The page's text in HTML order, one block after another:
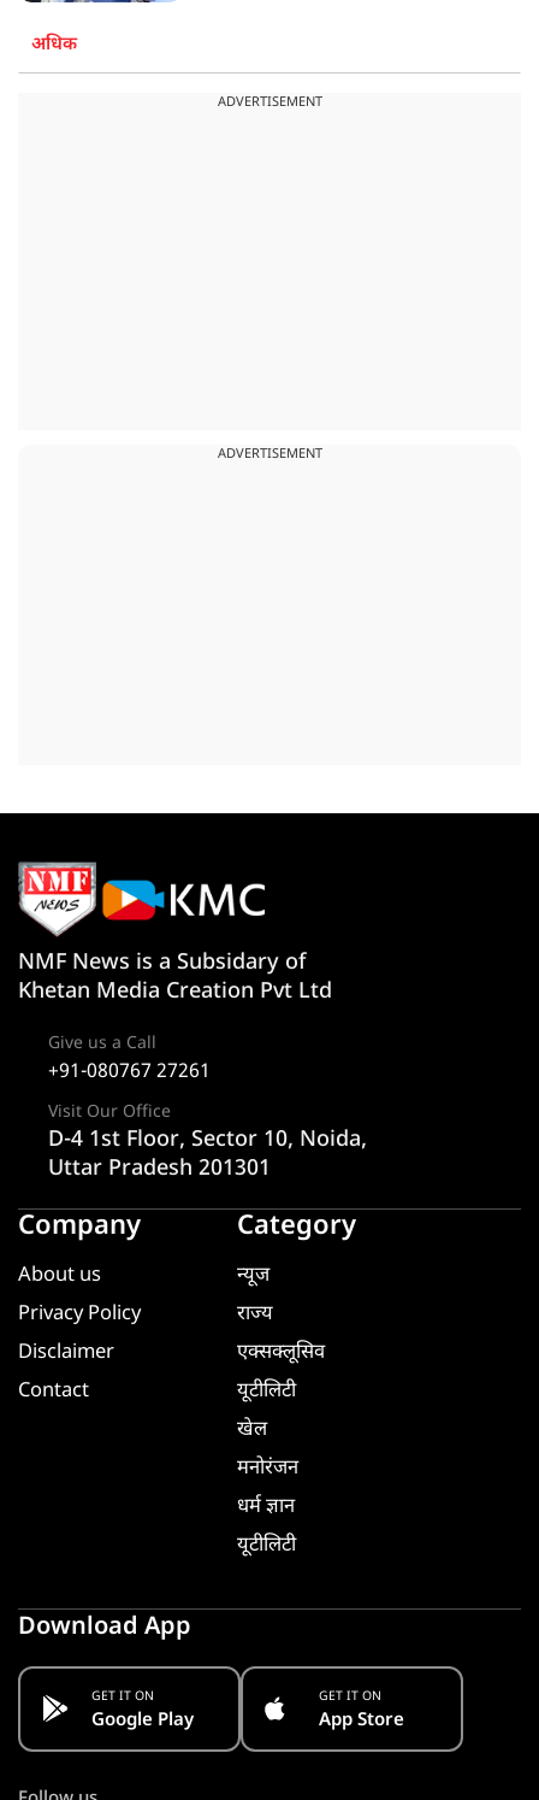
अधिक
ADVERTISEMENT
ADVERTISEMENT
NMF News is a Subsidary of
Khetan Media Creation Pvt Ltd
Give us a Call
+91-080767 27261
Visit Our Office
D-4 1st Floor, Sector 10, Noida,
Uttar Pradesh 201301
Company
About us
Privacy Policy
Disclaimer
Contact
Category
न्यूज
राज्य
एक्सक्लूसिव
यूटीलिटी
खेल
मनोरंजन
धर्म ज्ञान
यूटीलिटी
Download App
GET IT ON
Google Play
GET IT ON
App Store